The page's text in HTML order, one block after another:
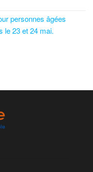
personnes âgées
le 23 et 24 mai.